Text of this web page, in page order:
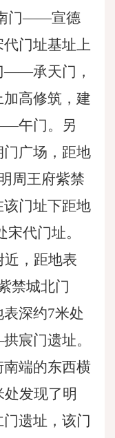
门——宣德
门址基址上
——承天门，
高修筑，建
午门。另
广场，距地
周王府紫禁
门址下距地
代门址。
近，距地表
禁城北门
深约7米处
宸门遗址。
端的东西横
发现了明
遗址，该门